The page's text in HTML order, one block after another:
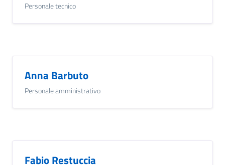
Personale tecnico
Anna Barbuto
Personale amministrativo
Fabio Restuccia